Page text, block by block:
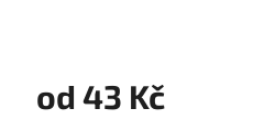
od 43 Kč